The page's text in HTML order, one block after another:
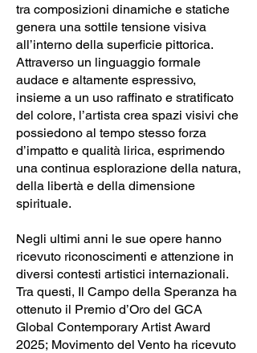
tra composizioni dinamiche e statiche
genera una sottile tensione visiva
all’interno della superficie pittorica.
Attraverso un linguaggio formale
audace e altamente espressivo,
insieme a un uso raffinato e stratificato
del colore, l’artista crea spazi visivi che
possiedono al tempo stesso forza
d’impatto e qualità lirica, esprimendo
una continua esplorazione della natura,
della libertà e della dimensione
spirituale.
Negli ultimi anni le sue opere hanno
ricevuto riconoscimenti e attenzione in
diversi contesti artistici internazionali.
Tra questi, Il Campo della Speranza ha
ottenuto il Premio d’Oro del GCA
Global Contemporary Artist Award
2025; Movimento del Vento ha ricevuto